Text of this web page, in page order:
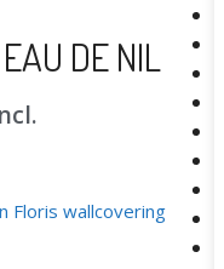
DE NIL
Floris wallcovering